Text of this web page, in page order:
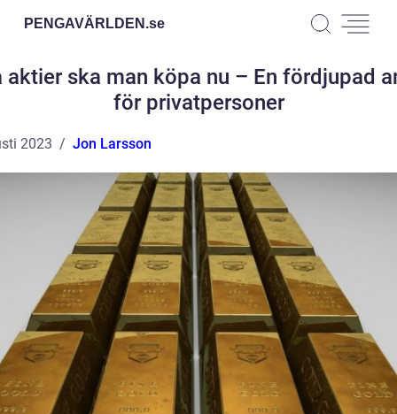
PENGAVÄRLDEN.se
aktier ska man köpa nu – En fördjupad
för privatpersoner
2023 Jon Larsson